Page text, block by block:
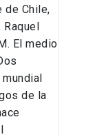
de Chile,
El medio
de la